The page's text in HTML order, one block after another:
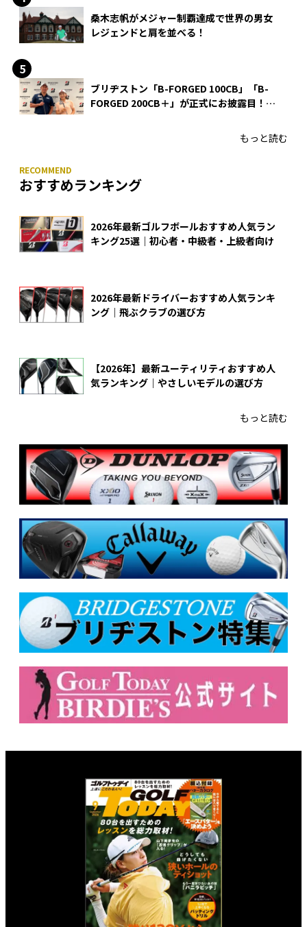
桑木志帆がメジャー制覇達成で世界の男女
レジェンドと肩を並べる！
ブリヂストン「B-FORGED 100CB」「B-
FORGED 200CB＋」が正式にお披露目！
もっと読む
おすすめランキング
2026年最新ゴルフボールおすすめ人気ラン
キング25選｜初心者・中級者・上級者向け
2026年最新ドライバーおすすめ人気ランキ
ング｜飛ぶクラブの選び方
【2026年】最新ユーティリティおすすめ人
気ランキング｜やさしいモデルの選び方
もっと読む